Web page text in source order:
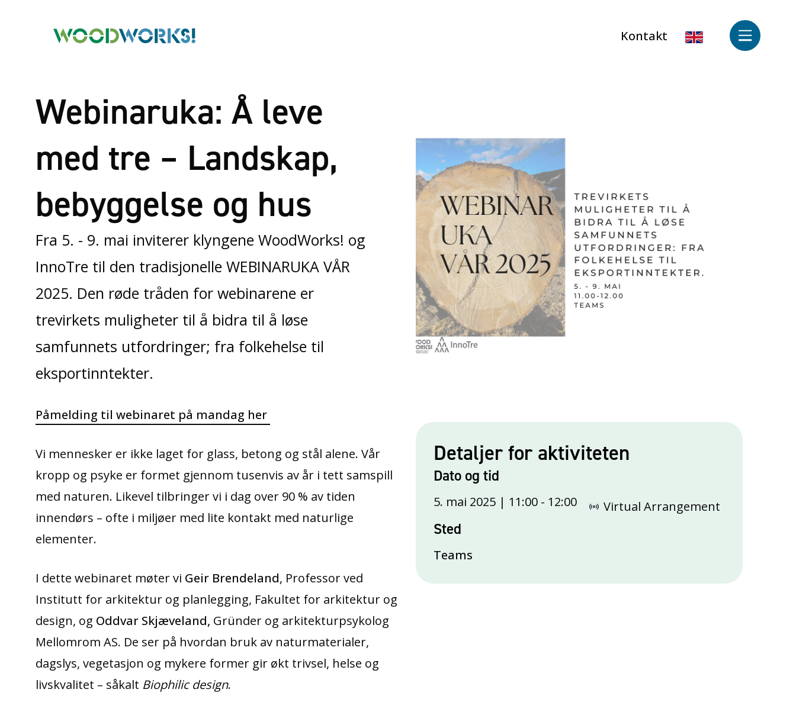
Kontakt
Webinaruka: Å leve
med tre – Landskap,
bebyggelse og hus
Fra 5. - 9. mai inviterer klyngene WoodWorks! og
InnoTre til den tradisjonelle WEBINARUKA VÅR
2025. Den røde tråden for webinarene er
trevirkets muligheter til å bidra til å løse
samfunnets utfordringer; fra folkehelse til
eksportinntekter.
Påmelding til webinaret på mandag her
Vi mennesker er ikke laget for glass, betong og stål alene. Vår
kropp og psyke er formet gjennom tusenvis av år i tett samspill
med naturen. Likevel tilbringer vi i dag over 90 % av tiden
innendørs – ofte i miljøer med lite kontakt med naturlige
elementer.
I dette webinaret møter vi Geir Brendeland, Professor ved
Institutt for arkitektur og planlegging, Fakultet for arkitektur og
design, og Oddvar Skjæveland, Gründer og arkitekturpsykolog
Mellomrom AS. De ser på hvordan bruk av naturmaterialer,
dagslys, vegetasjon og mykere former gir økt trivsel, helse og
livskvalitet – såkalt Biophilic design.
Detaljer for aktiviteten
Dato og tid
5. mai 2025 | 11:00 - 12:00 Virtual Arrangement
Sted
Teams